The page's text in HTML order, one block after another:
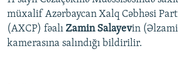
müxalif Azərbaycan Xalq Cəbhəsi
(AXCP) fəalı Zamin Salayevin
kamerasına salındığı bildirilir.